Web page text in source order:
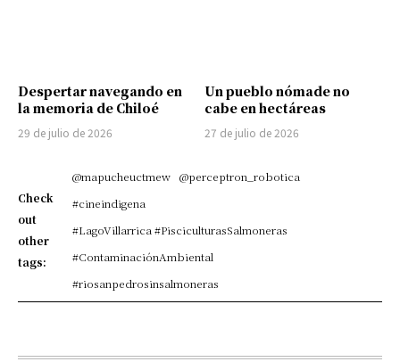
Despertar navegando en
la memoria de Chiloé
29 de julio de 2026
Un pueblo nómade no
cabe en hectáreas
27 de julio de 2026
Check
out
other
tags:
@mapucheuctmew @perceptron_robotica
#cineindigena
#LagoVillarrica #PisciculturasSalmoneras
#ContaminaciónAmbiental
#riosanpedrosinsalmoneras